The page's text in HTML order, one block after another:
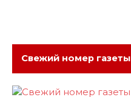
Свежий номер газеты